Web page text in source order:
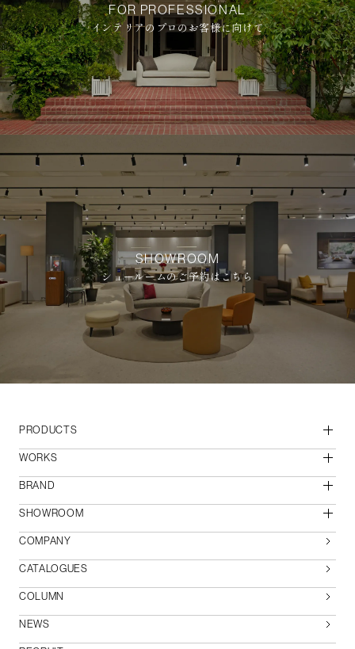
FOR PROFESSIONAL
インテリアのプロのお客様に向けて
SHOWROOM
ショールームのご予約はこちら
PRODUCTS
WORKS
BRAND
SHOWROOM
COMPANY
CATALOGUES
COLUMN
NEWS